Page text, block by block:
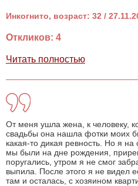
Инкогнито, возраст: 32 /
Откликов: 4
Читать полностью
От меня ушла жена, к человеку,
свадьбы она нашла фотки моих
какая-то дикая ревность. Но я
мы были на дне рождения,
поругались, утром я не смог
выпила. После этого я не видел
там и осталась, с хозяином